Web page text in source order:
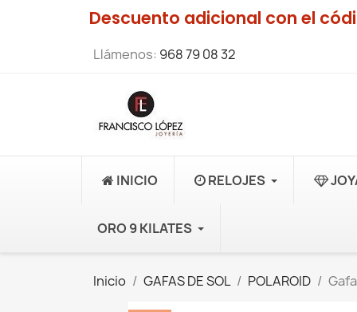
Descuento adicional con el
Llámenos: 968 79 08 32
INICIO RELOJES
ORO 9 KILATES
Inicio GAFAS DE SOL POLAROID